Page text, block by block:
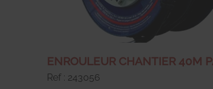
ENROULEUR CHANTIER 40M
Ref : 243056